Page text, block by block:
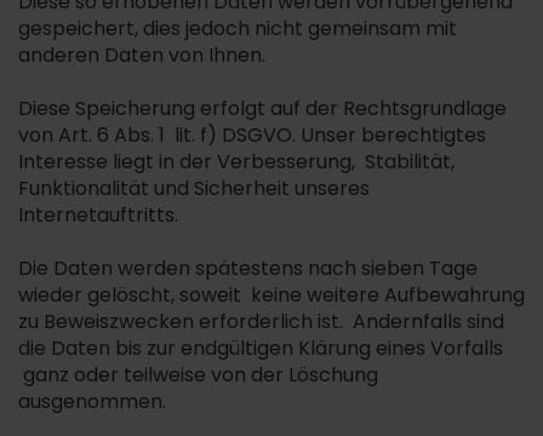
gespeichert, dies jedoch nicht gemeinsam mit
anderen Daten von Ihnen.
Diese Speicherung erfolgt auf der Rechtsgrundlage
von Art. 6 Abs. 1 lit. f) DSGVO. Unser berechtigtes
Interesse liegt in der Verbesserung, Stabilität,
Funktionalität und Sicherheit unseres
Internetauftritts.
Die Daten werden spätestens nach sieben Tage
wieder gelöscht, soweit keine weitere Aufbewahrung
zu Beweiszwecken erforderlich ist. Andernfalls sind
die Daten bis zur endgültigen Klärung eines Vorfalls
ganz oder teilweise von der Löschung
ausgenommen.